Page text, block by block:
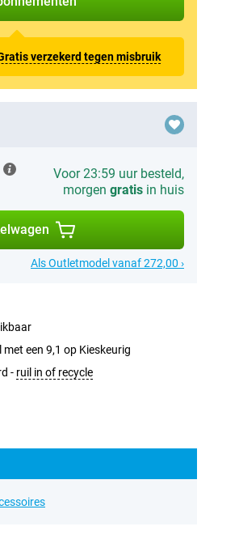
verzekerd tegen misbruik
Voor 23:59 uur besteld,
morgen gratisin huis
Als Outletmodel vanaf 272,00 ›
een 9,1 op Kieskeurig
- ruil in of recycle